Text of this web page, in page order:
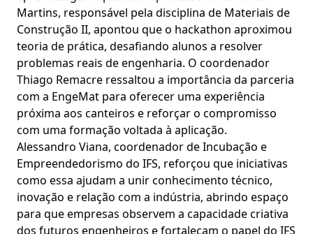
Martins, responsável pela disciplina de Materiais de
Construção II, apontou que o hackathon aproximou
teoria de prática, desafiando alunos a resolver
problemas reais de engenharia. O coordenador
Thiago Remacre ressaltou a importância da parceria
com a EngeMat para oferecer uma experiência
próxima aos canteiros e reforçar o compromisso
com uma formação voltada à aplicação.
Alessandro Viana, coordenador de Incubação e
Empreendedorismo do IFS, reforçou que iniciativas
como essa ajudam a unir conhecimento técnico,
inovação e relação com a indústria, abrindo espaço
para que empresas observem a capacidade criativa
dos futuros engenheiros e fortaleçam o papel do IFS